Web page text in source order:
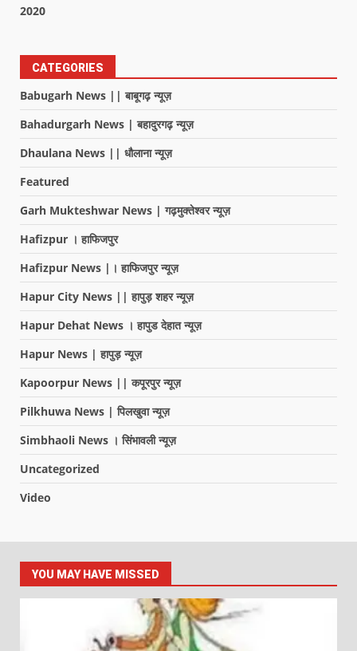
2020
CATEGORIES
Babugarh News || बाबूगढ़ न्यूज़
Bahadurgarh News | बहादुरगढ़ न्यूज़
Dhaulana News || धौलाना न्यूज़
Featured
Garh Mukteshwar News | गढ़मुक्तेश्वर न्यूज़
Hafizpur । हाफिजपुर
Hafizpur News |। हाफिजपुर न्यूज़
Hapur City News || हापुड़ शहर न्यूज़
Hapur Dehat News । हापुड देहात न्यूज़
Hapur News | हापुड़ न्यूज़
Kapoorpur News || कपूरपुर न्यूज़
Pilkhuwa News | पिलखुवा न्यूज़
Simbhaoli News । सिंभावली न्यूज़
Uncategorized
Video
YOU MAY HAVE MISSED